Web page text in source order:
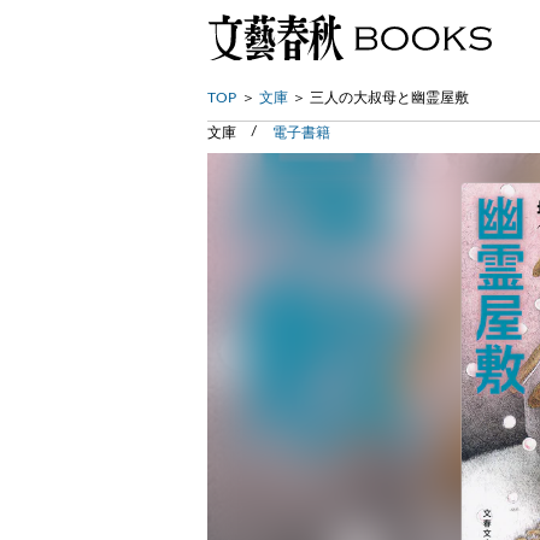
TOP 文庫 三人の大叔母と幽霊屋敷
文庫 電子書籍